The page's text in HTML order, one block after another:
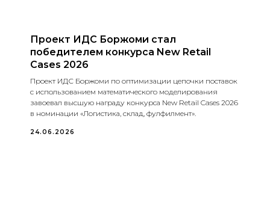
Проект ИДС Боржоми стал
победителем конкурса New Retail
Cases 2026
Проект ИДС Боржоми по оптимизации цепочки поставок
с использованием математического моделирования
завоевал высшую награду конкурса New Retail Cases 2026
в номинации «Логистика, склад, фулфилмент».
24.06.2026